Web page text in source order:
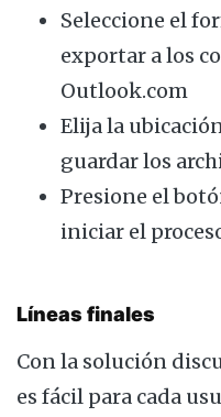
Seleccione el
exportar a los
Outlook.com
Elija la
guardar los
Presione el
iniciar el
Líneas finales
Con la solución
es fácil para cada